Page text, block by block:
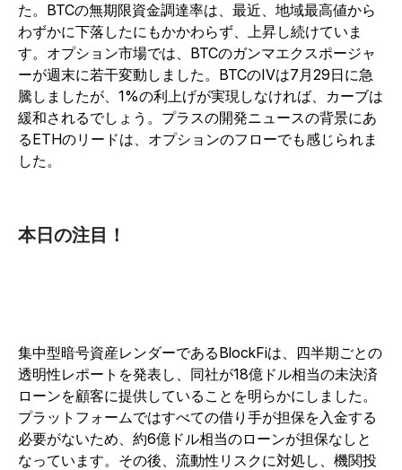
た。BTCの無期限資金調達率は、最近、地域最高値から
わずかに下落したにもかかわらず、上昇し続けていま
す。オプション市場では、BTCのガンマエクスポージャ
ーが週末に若干変動しました。BTCのIVは7月29日に急
騰しましたが、1%の利上げが実現しなければ、カーブは
緩和されるでしょう。プラスの開発ニュースの背景にあ
るETHのリードは、オプションのフローでも感じられま
した。
本日の注目！
集中型暗号資産レンダーであるBlockFiは、四半期ごとの
透明性レポートを発表し、同社が18億ドル相当の未決済
ローンを顧客に提供していることを明らかにしました。
プラットフォームではすべての借り手が担保を入金する
必要がないため、約6億ドル相当のローンが担保なしと
なっています。その後、流動性リスクに対処し、機関投